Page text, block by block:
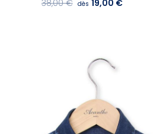
dès 19,00 €
38,00 €